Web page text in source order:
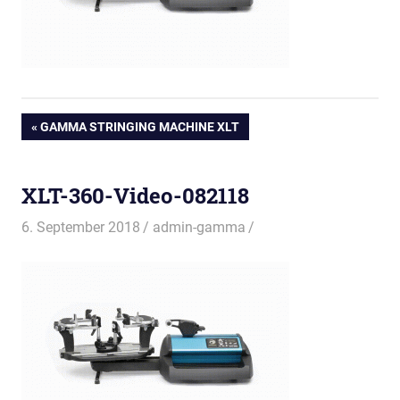
Beitragsnavigation
VORHERIGER
GAMMA STRINGING MACHINE XLT
XLT-360-Video-082118
6. September 2018 admin-gamma